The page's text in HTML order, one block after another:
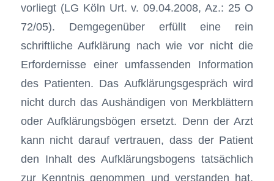
vorliegt (LG Köln Urt. v. 09.04.2008, Az.: 25 O
72/05). Demgegenüber erfüllt eine rein
schriftliche Aufklärung nach wie vor nicht die
Erfordernisse einer umfassenden Information
des Patienten. Das Aufklärungsgespräch wird
nicht durch das Aushändigen von Merkblättern
oder Aufklärungsbögen ersetzt. Denn der Arzt
kann nicht darauf vertrauen, dass der Patient
den Inhalt des Aufklärungsbogens tatsächlich
zur Kenntnis genommen und verstanden hat,